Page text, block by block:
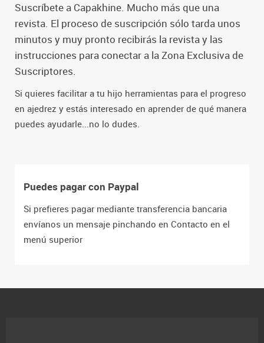
Suscríbete a Capakhine. Mucho más que una
revista. El proceso de suscripción sólo tarda unos
minutos y muy pronto recibirás la revista y las
instrucciones para conectar a la Zona Exclusiva de
Suscriptores.
Si quieres facilitar a tu hijo herramientas para el progreso
en ajedrez y estás interesado en aprender de qué manera
puedes ayudarle...no lo dudes.
Puedes pagar con Paypal
Si prefieres pagar mediante transferencia bancaria
envíanos un mensaje pinchando en Contacto en el
menú superior